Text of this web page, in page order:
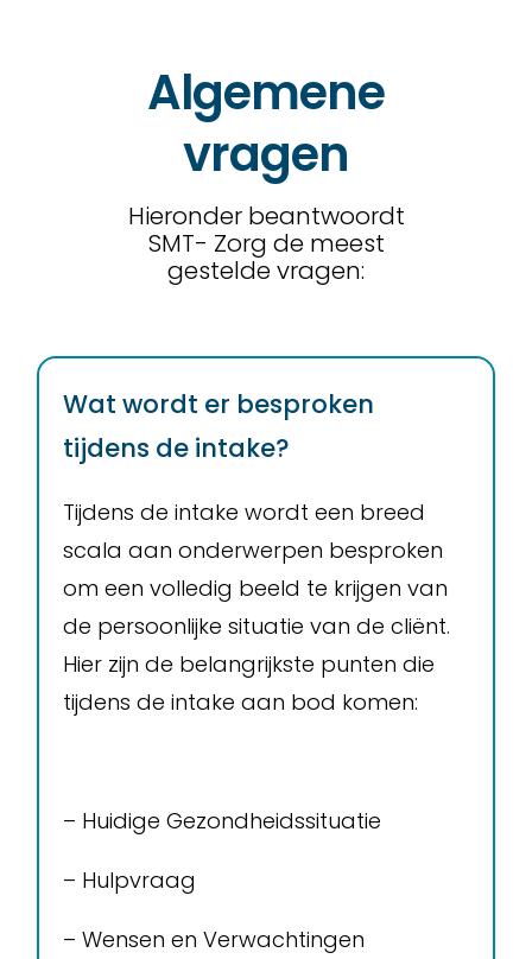
Jeugdzorg
Vrouwenopvang
Werken
bij
Inlog
medewerkers
cliëntenportaal
Over
ons
Contact
Algemene
vragen
Hieronder beantwoordt
SMT- Zorg de meest
gestelde vragen:
Wat wordt er besproken
tijdens de intake?
Tijdens de intake wordt een breed
scala aan onderwerpen besproken
om een volledig beeld te krijgen van
de persoonlijke situatie van de cliënt.
Hier zijn de belangrijkste punten die
tijdens de intake aan bod komen:
– Huidige Gezondheidssituatie
– Hulpvraag
– Wensen en Verwachtingen